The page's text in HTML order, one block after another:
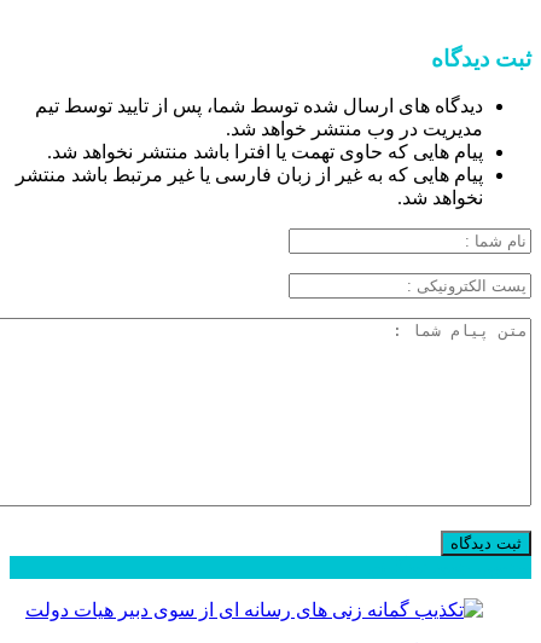
ثبت دیدگاه
دیدگاه های ارسال شده توسط شما، پس از تایید توسط تیم
مدیریت در وب منتشر خواهد شد.
پیام هایی که حاوی تهمت یا افترا باشد منتشر نخواهد شد.
پیام هایی که به غیر از زبان فارسی یا غیر مرتبط باشد منتشر
نخواهد شد.